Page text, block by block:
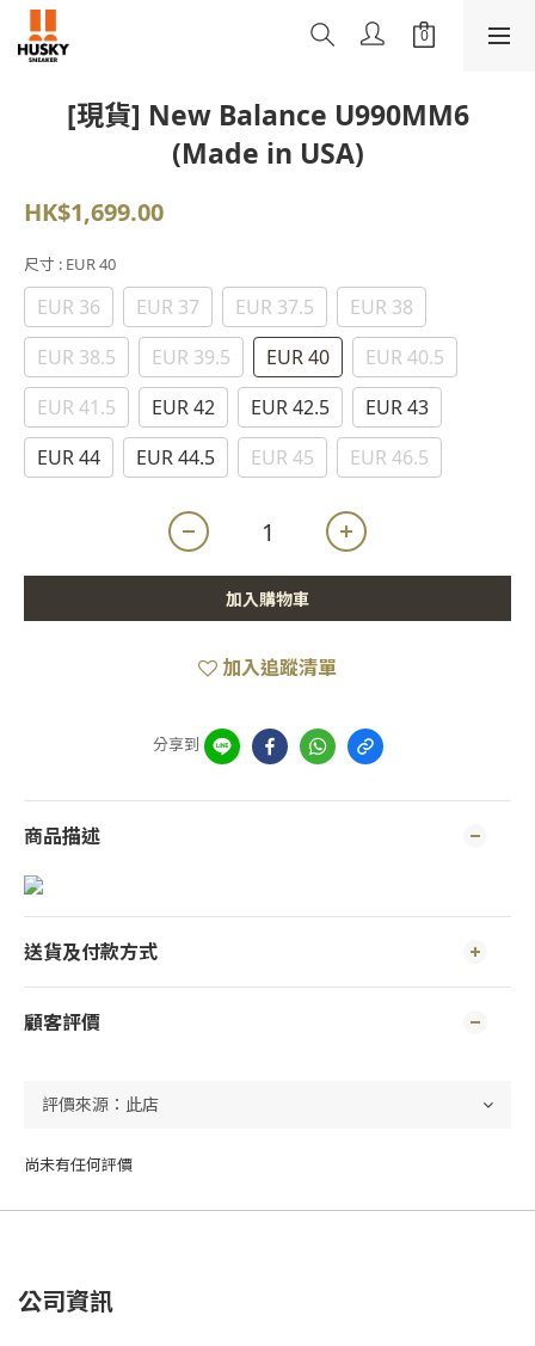
[現貨] New Balance U990MM6
(Made in USA)
HK$1,699.00
尺寸 : EUR 40
EUR 36 EUR 37 EUR 37.5
EUR 38
EUR 38.5
EUR 39.5 EUR 40
EUR 40.5
EUR 41.5
EUR 42 EUR 42.5
EUR 43
EUR 44
EUR 44.5 EUR 45 EUR 46.5
加入購物車
加入追蹤清單
分享到
商品描述
送貨及付款方式
顧客評價
尚未有任何評價
公司資訊